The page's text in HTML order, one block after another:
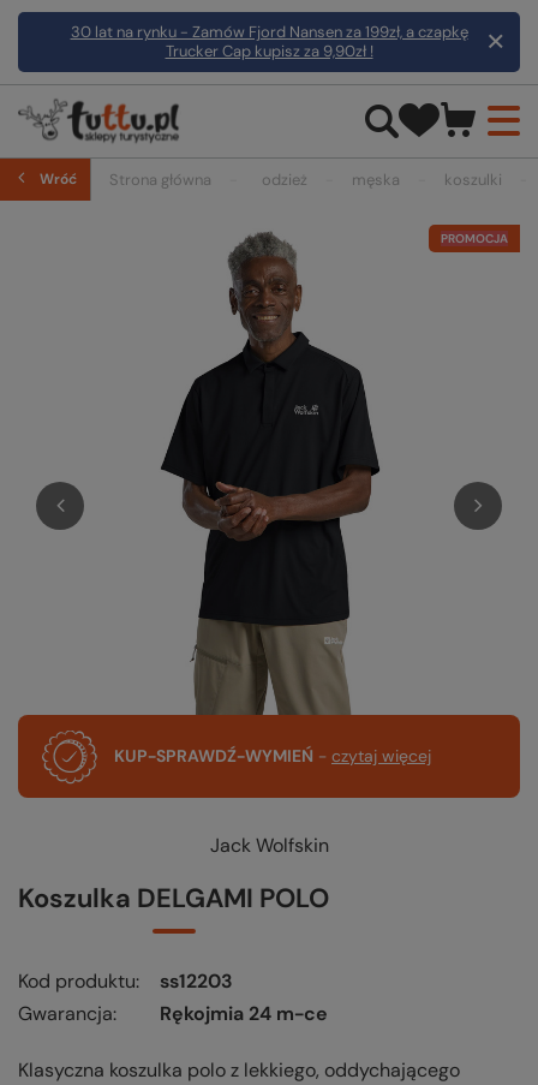
30 lat na rynku - Zamów Fjord Nansen za 199zł, a czapkę
Trucker Cap kupisz za 9,90zł !
Wróć Strona główna odzież męska koszulki
PROMOCJA
KUP-SPRAWDŹ-WYMIEŃ - czytaj więcej
Jack Wolfskin
Koszulka DELGAMI POLO
Kod produktu
ss12203
Gwarancja
Rękojmia 24 m-ce
Klasyczna koszulka polo z lekkiego, oddychającego